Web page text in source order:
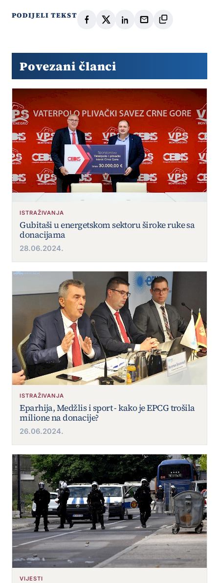
PODIJELI TEKST
Povezani članci
ISTRAŽIVANJA
Gubitaši u energetskom sektoru široke ruke sa
donacijama
28.06.2024.
ISTRAŽIVANJA
Eparhija, Medžlis i sport - kako je EPCG trošila
milione na donacije?
26.06.2024.
VIJESTI